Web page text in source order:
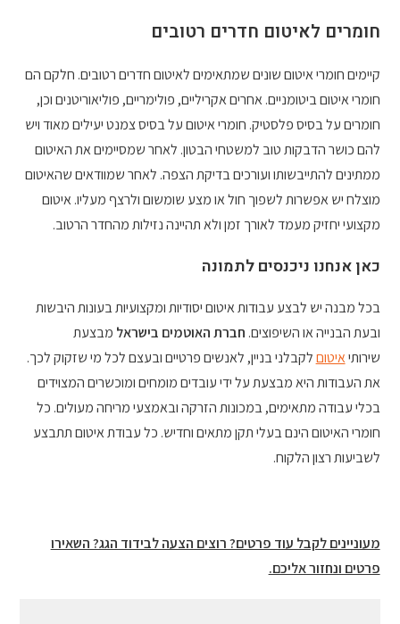
חומרים לאיטום חדרים רטובים
קיימים חומרי איטום שונים שמתאימים לאיטום חדרים רטובים. חלקם הם
חומרי איטום ביטומניים. אחרים אקריליים, פולימריים, פוליאוריטנים וכן,
חומרים על בסיס פלסטיק. חומרי איטום על בסיס צמנט יעילים מאוד ויש
להם כושר הדבקות טוב למשטחי הבטון. לאחר שמסיימים את האיטום
ממתינים להתייבשותו ועורכים בדיקת הצפה. לאחר שמוודאים שהאיטום
מוצלח יש אפשרות לשפוך חול או מצע שומשום ולרצף מעליו. איטום
מקצועי יחזיק מעמד לאורך זמן ולא תהיינה נזילות מהחדר הרטוב.
כאן אנחנו ניכנסים לתמונה
בכל מבנה יש לבצע עבודות איטום יסודיות ומקצועיות בעונות היבשות
ובעת הבנייה או השיפוצים. חברת האוטמים בישראל מבצעת
שירותיאיטוםלקבלני בניין, לאנשים פרטיים ובעצם לכל מי שזקוק לכך.
את העבודות היא מבצעת על ידי עובדים מומחים ומוכשרים המצוידים
בכלי עבודה מתאימים, במכונות הזרקה ובאמצעי מריחה מעולים. כל
חומרי האיטום הינם בעלי תקן מתאים וחדיש. כל עבודת איטום תתבצע
לשביעות רצון הלקוח.
מעוניינים לקבל עוד פרטים? רוצים הצעה לבידוד הגג? השאירו
פרטים ונחזור אליכם.